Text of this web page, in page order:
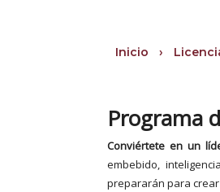
Inicio ›
Programa
Conviértete en un
embebido,
prepararán para